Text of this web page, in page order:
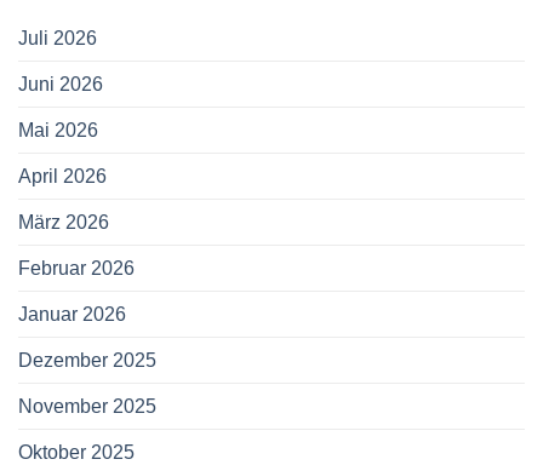
Juli 2026
Juni 2026
Mai 2026
April 2026
März 2026
Februar 2026
Januar 2026
Dezember 2025
November 2025
Oktober 2025